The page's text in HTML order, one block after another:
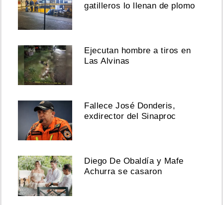
gatilleros lo llenan de plomo
Ejecutan hombre a tiros en
Las Alvinas
Fallece José Donderis,
exdirector del Sinaproc
Diego De Obaldía y Mafe
Achurra se casaron